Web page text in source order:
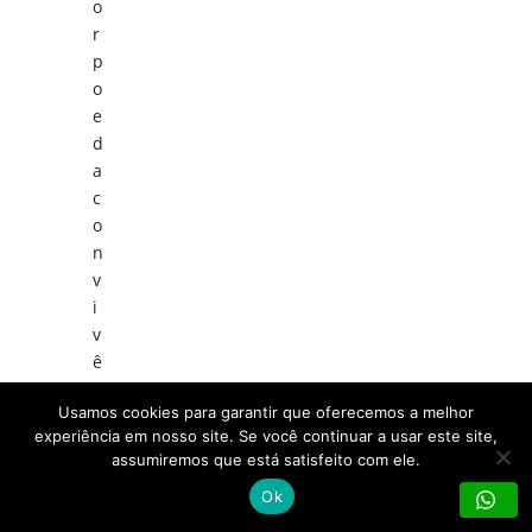
o
r
p
o
e
d
a
c
o
n
v
i
v
ê
n
c
i
Usamos cookies para garantir que oferecemos a melhor
experiência em nosso site. Se você continuar a usar este site,
assumiremos que está satisfeito com ele.
Ok